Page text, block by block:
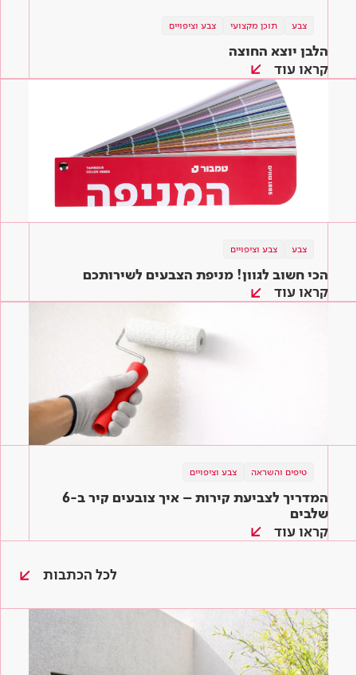
צבע תוכן מקצועי צבע וציפויים
הלבן יוצא החוצה
קראו עוד
צבע צבע וציפויים
הכי חשוב לגוון! מניפת הצבעים לשירותכם
קראו עוד
טיפים והשראה צבע וציפויים
המדריך לצביעת קירות – איך צובעים קיר ב-6
שלבים
קראו עוד
לכל הכתבות